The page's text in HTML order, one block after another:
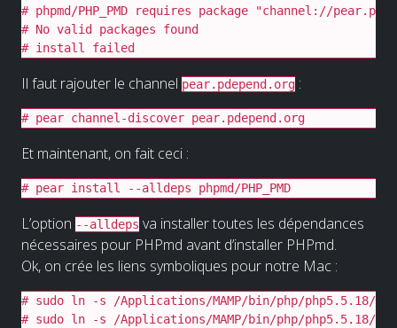
# phpmd/PHP_PMD requires package "channel://
# No valid packages found
# install failed
Il faut rajouter le channel pear.pdepend.org :
# pear channel-discover pear.pdepend.org
Et maintenant, on fait ceci :
# pear install --alldeps phpmd/PHP_PMD
L’option --alldeps va installer toutes les dépendances
nécessaires pour PHPmd avant d’installer PHPmd.
Ok, on crée les liens symboliques pour notre Mac :
# sudo ln -s /Applications/MAMP/bin/php/php5.5.18/
# sudo ln -s /Applications/MAMP/bin/php/php5.5.18/